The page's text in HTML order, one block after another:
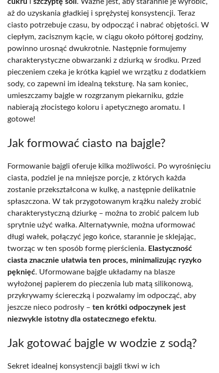
aż do uzyskania gładkiej i sprężystej konsystencji. Teraz
ciasto potrzebuje czasu, by odpocząć i nabrać objętości. W
ciepłym, zacisznym kącie, w ciągu około półtorej godziny,
powinno urosnąć dwukrotnie. Następnie formujemy
charakterystyczne obwarzanki z dziurką w środku. Przed
pieczeniem czeka je krótka kąpiel we wrzątku z dodatkiem
sody, co zapewni im idealną teksturę. Na sam koniec,
umieszczamy bajgle w rozgrzanym piekarniku, gdzie
nabierają złocistego koloru i apetycznego aromatu. I
gotowe!
Jak formować ciasto na bajgle?
Formowanie bajgli oferuje kilka możliwości. Po wyrośnięciu
ciasta, podziel je na mniejsze porcje, z których każda
zostanie przekształcona w kulkę, a następnie delikatnie
spłaszczona. W tak przygotowanym krążku należy zrobić
charakterystyczną dziurkę – można to zrobić palcem lub
sprytnie użyć wałka. Alternatywnie, można uformować
długi wałek, połączyć jego końce, starannie je sklejając,
tworząc w ten sposób formę pierścienia. Elastyczność
ciasta znacznie ułatwia ten proces, minimalizując ryzyko
pęknięć. Uformowane bajgle układamy na blasze
wyłożonej papierem do pieczenia lub matą silikonową,
przykrywamy ściereczką i pozwalamy im odpocząć, aby
jeszcze nieco podrosły – ten krótki odpoczynek jest
niezwykle istotny dla ostatecznego efektu.
Jak gotować bajgle w wodzie z sodą?
Sekret idealnej konsystencji bajgli tkwi w ich